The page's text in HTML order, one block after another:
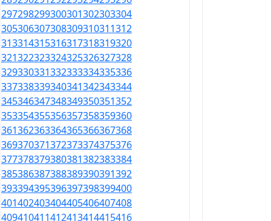
297298299300301302303304
305306307308309310311312
313314315316317318319320
321322323324325326327328
329330331332333334335336
337338339340341342343344
345346347348349350351352
353354355356357358359360
361362363364365366367368
369370371372373374375376
377378379380381382383384
385386387388389390391392
393394395396397398399400
401402403404405406407408
409410411412413414415416